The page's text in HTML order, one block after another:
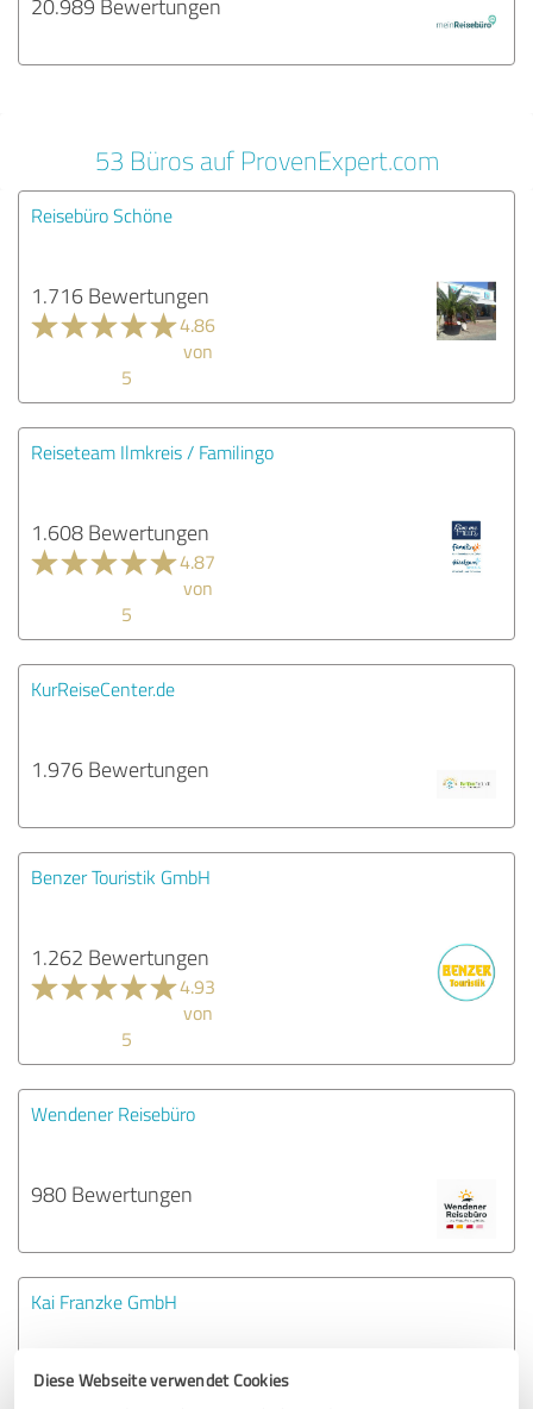
Diese Webseite verwendet Cookies
53 Büros auf ProvenExpert.com
Reisebüro Schöne
1.716 Bewertungen
4.86
von
5
Reiseteam Ilmkreis / Familingo
1.608 Bewertungen
4.87
von
5
KurReiseCenter.de
1.976 Bewertungen
Benzer Touristik GmbH
1.262 Bewertungen
4.93
von
5
Wendener Reisebüro
980 Bewertungen
Kai Franzke GmbH
1.000 Bewertungen